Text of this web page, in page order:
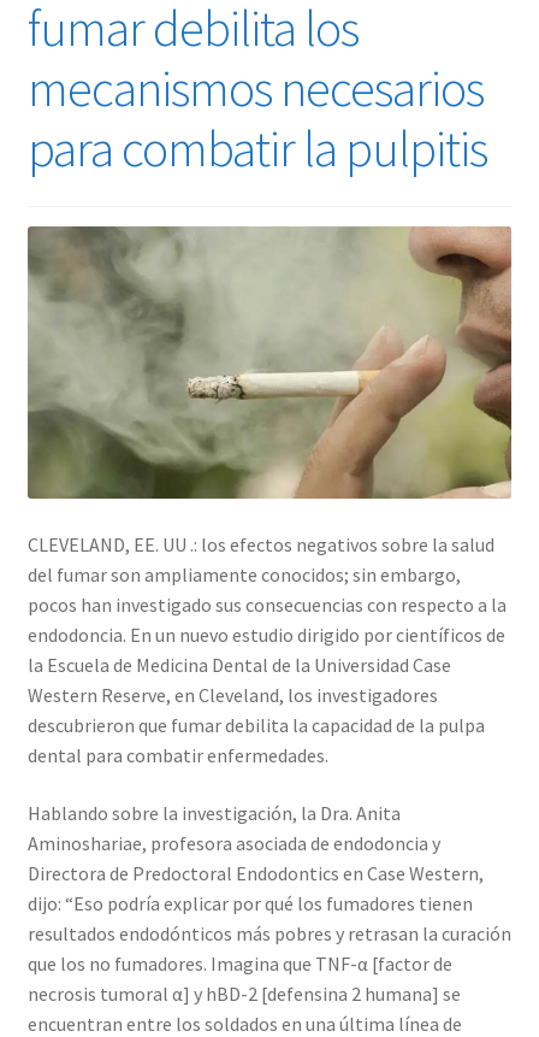
fumar debilita los
mecanismos necesarios
para combatir la pulpitis
CLEVELAND, EE. UU .: los efectos negativos sobre la salud
del fumar son ampliamente conocidos; sin embargo,
pocos han investigado sus consecuencias con respecto a la
endodoncia. En un nuevo estudio dirigido por científicos de
la Escuela de Medicina Dental de la Universidad Case
Western Reserve, en Cleveland, los investigadores
descubrieron que fumar debilita la capacidad de la pulpa
dental para combatir enfermedades.
Hablando sobre la investigación, la Dra. Anita
Aminoshariae, profesora asociada de endodoncia y
Directora de Predoctoral Endodontics en Case Western,
dijo: “Eso podría explicar por qué los fumadores tienen
resultados endodónticos más pobres y retrasan la curación
que los no fumadores. Imagina que TNF-α [factor de
necrosis tumoral α] y hBD-2 [defensina 2 humana] se
encuentran entre los soldados en una última línea de